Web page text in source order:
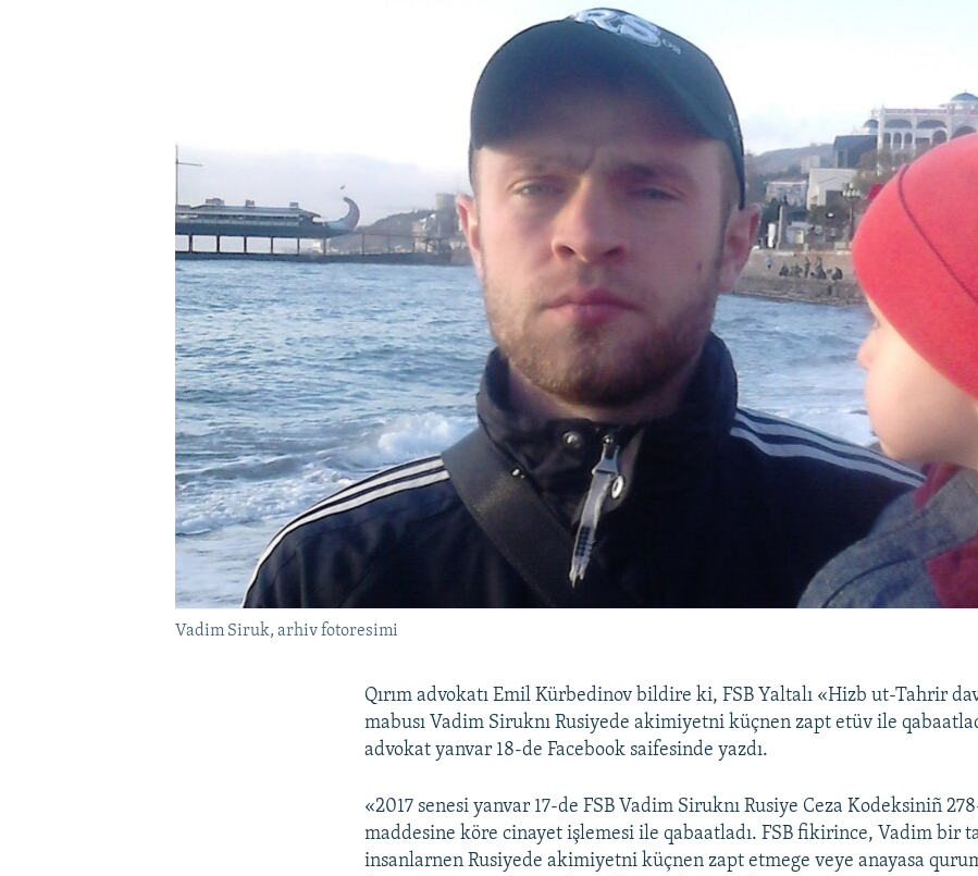
Vadim Siruk, arhiv fotoresimi
Qırım advokatı Emil Kürbedinov bildire ki, FSB Yaltalı «Hizb ut-Tahrir
mabusı Vadim Siruknı Rusiyede akimiyetni küçnen zapt etüv ile
advokat yanvar 18-de Facebook saifesinde yazdı.
«2017 senesi yanvar 17-de FSB Vadim Siruknı Rusiye Ceza Kodeksiniñ
maddesine köre cinayet işlemesi ile qabaatladı. FSB fikirince, Vadim bir
insanlarnen Rusiyede akimiyetni küçnen zapt etmege veye anayasa